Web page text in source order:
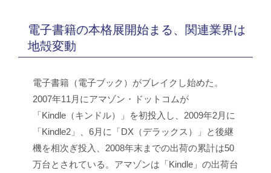
電子書籍の本格展開始まる、関連業界は
地殻変動
電子書籍（電子ブック）がブレイクし始めた。
2007年11月にアマゾン・ドットコムが
「Kindle（キンドル）」を初投入し、2009年2月に
「Kindle2」、6月に「DX（デラックス）」と後継
機を相次ぎ投入、2008年末までの出荷の累計は50
万台とされている。アマゾンは「Kindle」の出荷台